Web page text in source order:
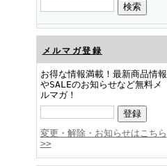
FINEBOYS2024年11月号
メルマガ登録
お得な情報満載！最新商品情報
やSALEのお知らせなど無料メ
ルマガ！
変更・解除・お知らせはこちら
>>